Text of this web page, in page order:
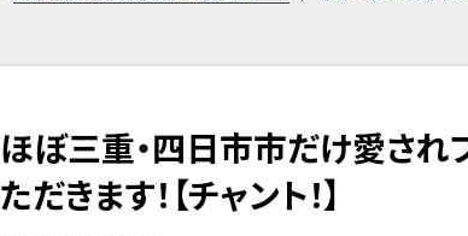
ほぼ三重・四日市市だけ愛され
ただきます！【チャント！】